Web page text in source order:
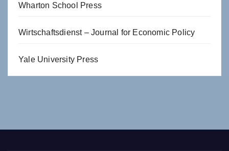
Wharton School Press
Wirtschaftsdienst – Journal for Economic Policy
Yale University Press